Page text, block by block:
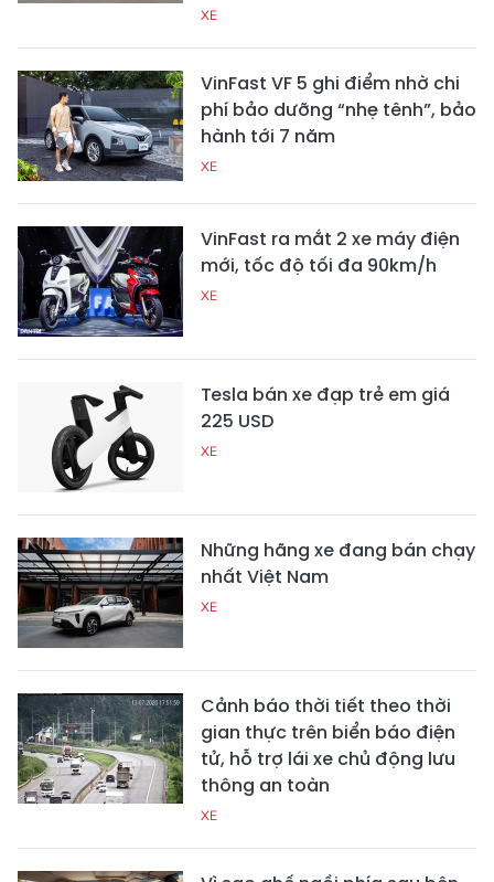
XE
VinFast VF 5 ghi điểm nhờ chi
phí bảo dưỡng “nhẹ tênh”, bảo
hành tới 7 năm
XE
VinFast ra mắt 2 xe máy điện
mới, tốc độ tối đa 90km/h
XE
Tesla bán xe đạp trẻ em giá
225 USD
XE
Những hãng xe đang bán chạy
nhất Việt Nam
XE
Cảnh báo thời tiết theo thời
gian thực trên biển báo điện
tử, hỗ trợ lái xe chủ động lưu
thông an toàn
XE